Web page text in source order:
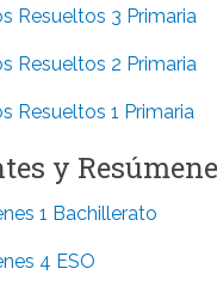
Resueltos 3 Primaria
Resueltos 2 Primaria
Resueltos 1 Primaria
y
1 Bachillerato
4 ESO